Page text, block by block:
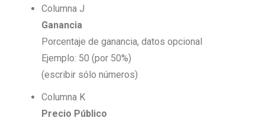
Columna J
Ganancia
Porcentaje de ganancia, datos opcional
Ejemplo: 50 (por 50%)
(escribir sólo números)
Columna K
Precio Público